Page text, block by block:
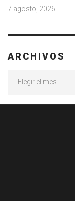
7 agosto, 2026
ARCHIVOS